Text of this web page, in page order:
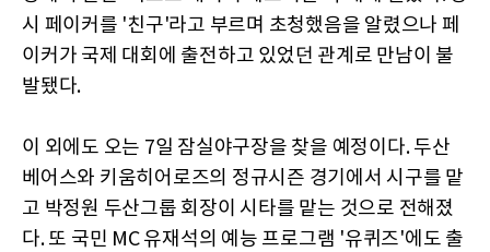
시 페이커를 '친구'라고 부르며 초청했음을 알렸으나 페
이커가 국제 대회에 출전하고 있었던 관계로 만남이 불
발됐다.
이 외에도 오는 7일 잠실야구장을 찾을 예정이다. 두산
베어스와 키움히어로즈의 정규시즌 경기에서 시구를 맡
고 박정원 두산그룹 회장이 시타를 맡는 것으로 전해졌
다. 또 국민 MC 유재석의 예능 프로그램 '유퀴즈'에도 출